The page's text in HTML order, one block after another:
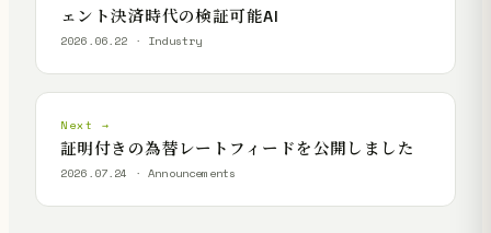
ェント決済時代の検証可能AI
2026.06.22 · Industry
Next →
証明付きの為替レートフィードを公開しました
2026.07.24 · Announcements